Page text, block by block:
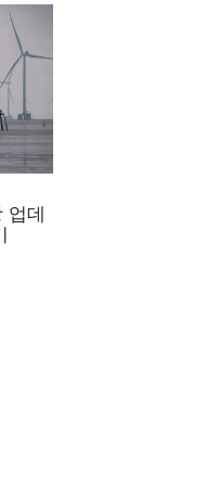
자
비
프라
며,
건
업데